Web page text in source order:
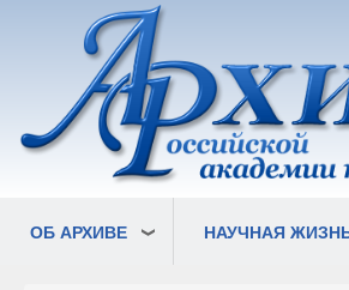
основному
содержанию
ОБ АРХИВЕ НАУЧНАЯ